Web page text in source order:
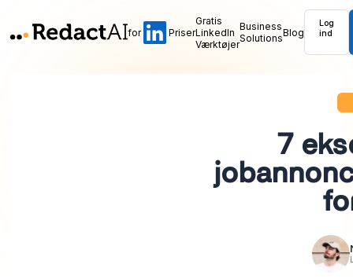
for Priser
Gratis
LinkedIn
Værktøjer
Business
SolutionsBlog
Log
ind
7